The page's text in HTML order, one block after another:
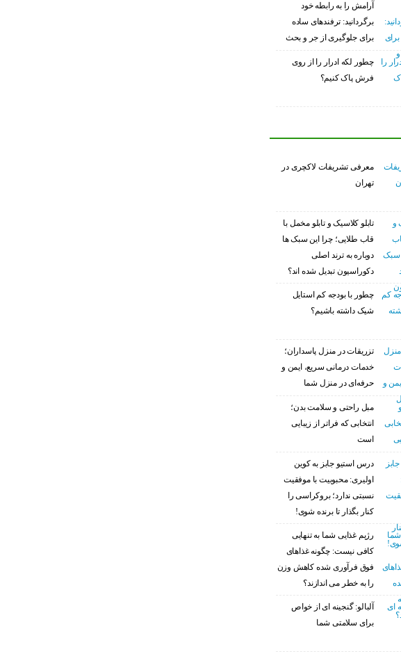
آرامش را به رابطه خود
برگردانید: ترفندهای ساده
برای جلوگیری از جر و بحث
چطور لکه ادرار را از روی
فرش پاک کنیم؟
معرفی تشریفات لاکچری در
تهران
تابلو کلاسیک و تابلو مخمل با
قاب طلایی؛ چرا این سبک ها
دوباره به ترند اصلی
دکوراسیون تبدیل شده اند؟
چطور با بودجه کم استایل
شیک داشته باشیم؟
تزریقات در منزل پاسداران؛
خدمات درمانی سریع، ایمن و
حرفه‌ای در منزل شما
مبل راحتی و سلامت بدن؛
انتخابی که فراتر از زیبایی
است
درس استیو جابز به کوین
اولیری: محبوبیت با موفقیت
نسبتی ندارد؛ بروکراسی را
کنار بگذار تا برنده شوی!
رژیم غذایی شما به تنهایی
کافی نیست: چگونه غذاهای
فوق فرآوری شده کاهش وزن
را به خطر می اندازند؟
آلبالو: گنجینه ای از خواص
برای سلامتی شما